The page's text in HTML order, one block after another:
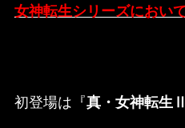
女神転生シリーズにおい
初登場は『真・女神転生Ⅱ